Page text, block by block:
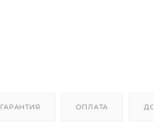
ГАРАНТИЯ ОПЛАТА